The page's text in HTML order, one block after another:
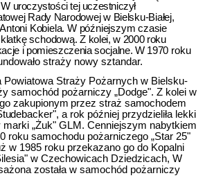
uroczystości tej uczestniczył
Rady Narodowej w Bielsku-Białej,
Kobiela. W późniejszym czasie
schodową.Z kolei, w 2000 roku
i pomieszczenia socjalne. W 1970 roku
straży nowy sztandar.
Powiatowa Straży Pożarnych w Bielsku-
samochód pożarniczy „Dodge". Z kolei w
zakupionym przez straż samochodem
ker", a rok później przydzieliła lekki
„Żuk" GLM. Cenniejszym nabytkiem
roku samochodu pożarniczego „Star 25"
w 1985 roku przekazano go do Kopalni
w Czechowicach Dziedzicach, W
została w samochód pożarniczy